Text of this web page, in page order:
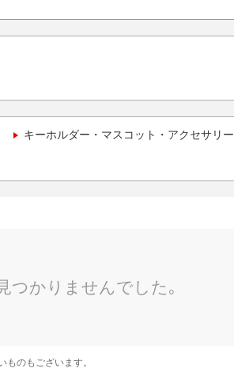
キーホルダー・マスコット・アクセサリー